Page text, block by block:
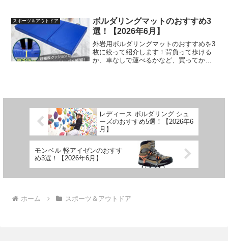
スポーツ＆アウトドア
ボルダリングマットのおすすめ3
選！【2026年6月】
外岩用ボルダリングマットのおすすめを3
枚に絞って紹介します！背負って歩ける
か、車なしで運べるかなど、買ってから
レディース ボルダリング シュ
ーズのおすすめ5選！【2026年6
月】
モンベル 軽アイゼンのおすす
め3選！【2026年6月】
ホーム スポーツ＆アウトドア